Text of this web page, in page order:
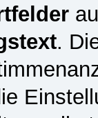
.